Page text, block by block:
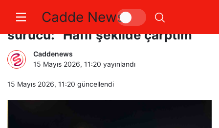
Cadde News
4 kişinin öldüğü kazada tutuklu
sürücü: “Hafif şekilde çarptım”
Caddenews
15 Mayıs 2026, 11:20 yayınlandı
15 Mayıs 2026, 11:20 güncellendi